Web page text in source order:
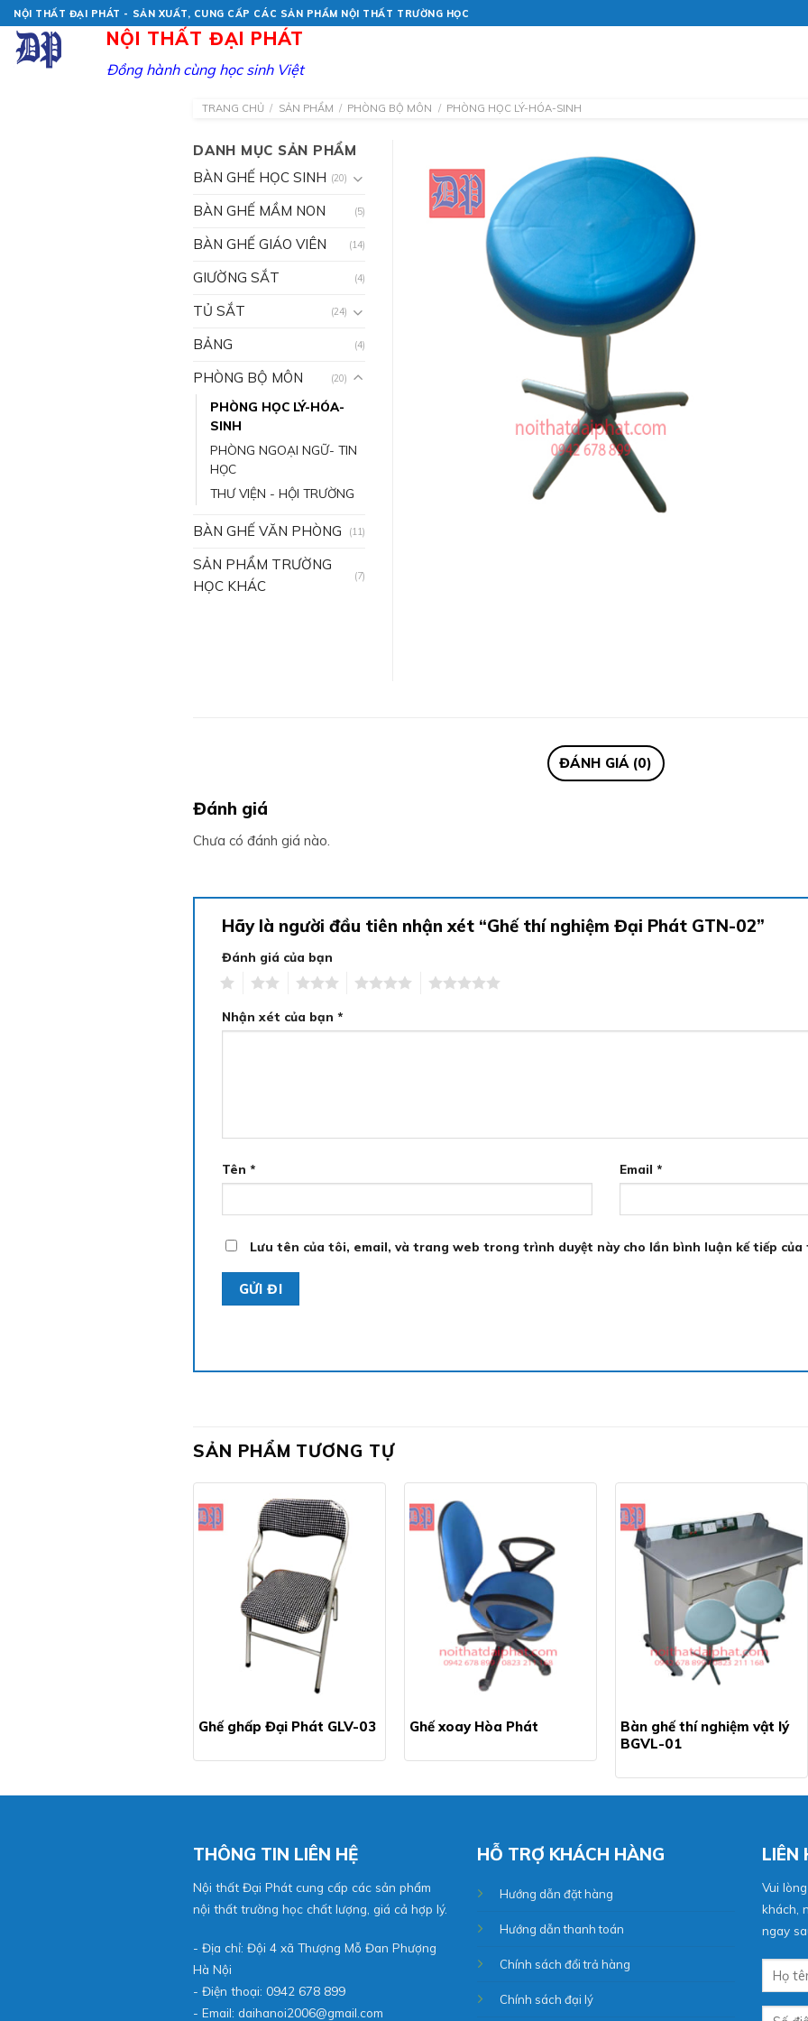
Skip
to
content
NỘI THẤT ĐẠI PHÁT - SẢN XUẤT, CUNG CẤP CÁC SẢN PHẨM NỘI THẤT TRƯỜNG HỌC
NỘI THẤT ĐẠI PHÁT
Đồng hành cùng học sinh Việt
TRANG CHỦ / SẢN PHẨM / PHÒNG BỘ MÔN / PHÒNG HỌC LÝ-HÓA-SINH
DANH MỤC SẢN PHẨM
BÀN GHẾ HỌC SINH (20)
BÀN GHẾ MẦM NON (5)
BÀN GHẾ GIÁO VIÊN (14)
GIƯỜNG SẮT (4)
TỦ SẮT (24)
BẢNG (4)
PHÒNG BỘ MÔN (20)
PHÒNG HỌC LÝ-HÓA-
SINH
PHÒNG NGOẠI NGỮ- TIN
HỌC
THƯ VIỆN - HỘI TRƯỜNG
BÀN GHẾ VĂN PHÒNG (11)
SẢN PHẨM TRƯỜNG
HỌC KHÁC
(7)
ĐÁNH GIÁ (0)
Đánh giá
Chưa có đánh giá nào.
Hãy là người đầu tiên nhận xét “Ghế thí nghiệm Đại Phát GTN-02”
Đánh giá của bạn
Nhận xét của bạn *
Tên * Email *
Lưu tên của tôi, email, và trang web trong trình duyệt này cho lần bình luận kế tiếp của
SẢN PHẨM TƯƠNG TỰ
Ghế ghấp Đại Phát GLV-03 Ghế xoay Hòa Phát
Bàn ghế thí nghiệm vật lý
BGVL-01
THÔNG TIN LIÊN HỆ
Nội thất Đại Phát cung cấp các sản phẩm
nội thất trường học chất lượng, giá cả hợp lý.
- Địa chỉ: Đội 4 xã Thượng Mỗ Đan Phượng
Hà Nội
- Điện thoại: 0942 678 899
- Email: daihanoi2006@gmail.com
HỖ TRỢ KHÁCH HÀNG
Hướng dẫn đặt hàng
Hướng dẫn thanh toán
Chính sách đổi trả hàng
Chính sách đại lý
LIÊN
Vui
khách,
ngay